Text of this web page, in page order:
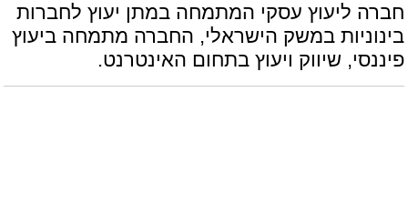
חברה ליעוץ עסקי המתמחה במתן יעוץ לחברות
בינוניות במשק הישראלי, החברה מתמחה ביעוץ
פיננסי, שיווק ויעוץ בתחום האינטרנט.